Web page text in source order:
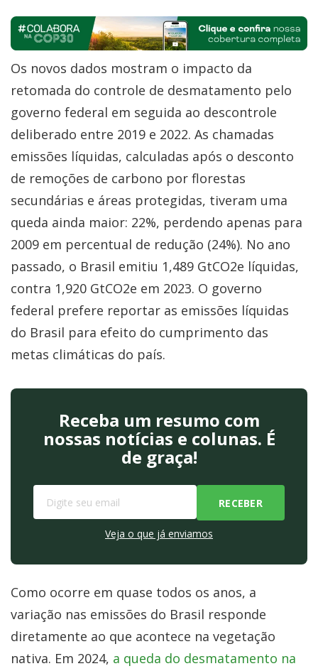
Os novos dados mostram o impacto da
retomada do controle de desmatamento pelo
governo federal em seguida ao descontrole
deliberado entre 2019 e 2022. As chamadas
emissões líquidas, calculadas após o desconto
de remoções de carbono por florestas
secundárias e áreas protegidas, tiveram uma
queda ainda maior: 22%, perdendo apenas para
2009 em percentual de redução (24%). No ano
passado, o Brasil emitiu 1,489 GtCO2e líquidas,
contra 1,920 GtCO2e em 2023. O governo
federal prefere reportar as emissões líquidas
do Brasil para efeito do cumprimento das
metas climáticas do país.
Receba um resumo com
nossas notícias e colunas. É
de graça!
Veja o que já enviamos
Como ocorre em quase todos os anos, a
variação nas emissões do Brasil responde
diretamente ao que acontece na vegetação
nativa. Em 2024, a queda do desmatamento na